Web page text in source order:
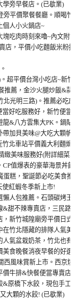
學旁早餐店。(已歇業)
平價聚餐餐廳。順喝竹
個人小火鍋店~
吃肉時刻來嚕~內文附詳
店，平價小吃麵飯米粉推
超平價台灣小吃店~新竹
推薦，金沙火腿炒飯&蒜
光明三路)。推薦必吃麻
好吃服務好，新竹便當
&八方雲集大PK。鍋貼.
加貝美味@大吃大顆帆
北車站平價義大利麵焗
美味服務好(附詳細菜單)
值爆表的豪華海景丼飯
糕，聖誕節必吃美食推
使紅蝦冬季新上市!
人包推薦。石頭碳烤玉
甜不辣專賣店，三民路
新竹城隍廟旁平價日式
竹北隱藏的排隊人氣美
氣盆栽奶茶，竹北也有
食晚餐消夜早餐的好選
西風味賞新上市。西京燒
牛排&快餐便當專賣店
原橋下水餃，現包手工水
大顆的水餃! (已歇業)